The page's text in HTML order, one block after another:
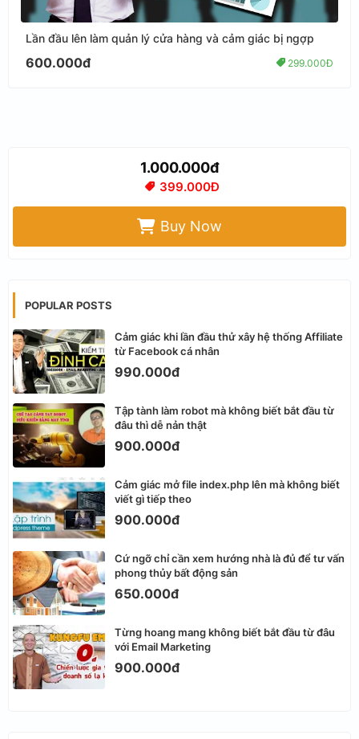
Lần đầu lên làm quản lý cửa hàng và cảm giác bị ngợp
600.000đ 299.000Đ
1.000.000đ
399.000Đ
Buy Now
POPULAR POSTS
Cảm giác khi lần đầu thử xây hệ thống Affiliate
từ Facebook cá nhân
990.000đ
Tập tành làm robot mà không biết bắt đầu từ
đâu thì dễ nản thật
900.000đ
Cảm giác mở file index.php lên mà không biết
viết gì tiếp theo
900.000đ
Cứ ngỡ chỉ cần xem hướng nhà là đủ để tư vấn
phong thủy bất động sản
650.000đ
Từng hoang mang không biết bắt đầu từ đâu
với Email Marketing
900.000đ